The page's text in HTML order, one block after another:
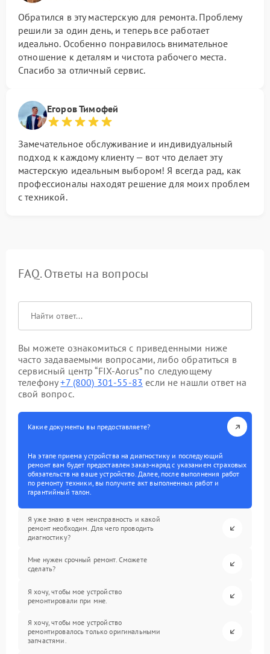
Обратился в эту мастерскую для ремонта. Проблему
решили за один день, и теперь все работает
идеально. Особенно понравилось внимательное
отношение к деталям и чистота рабочего места.
Спасибо за отличный сервис.
Егоров Тимофей
Замечательное обслуживание и индивидуальный
подход к каждому клиенту — вот что делает эту
мастерскую идеальным выбором! Я всегда рад, как
профессионалы находят решение для моих проблем
с техникой.
FAQ. Ответы на вопросы
Вы можете ознакомиться с приведенными ниже
часто задаваемыми вопросами, либо обратиться в
сервисный центр “FIX-Aorus” по следующему
телефону+7 (800) 301-55-83 если не нашли ответ на
свой вопрос.
Какие документы вы предоставляете?
На этапе приема устройства на диагностику и последующий
ремонт вам будет предоставлен заказ-наряд с указанием страховых
обязательств на ваше устройство. Далее, после выполнения работ
по ремонту техники, вы получите акт выполненных работ и
гарантийный талон.
Я уже знаю в чем неисправность и какой
ремонт необходим. Для чего проводить
диагностику?
Мне нужен срочный ремонт. Сможете
сделать?
Я хочу, чтобы мое устройство
ремонтировали при мне.
Я хочу, чтобы мое устройство
ремонтировалось только оригинальными
запчастями.